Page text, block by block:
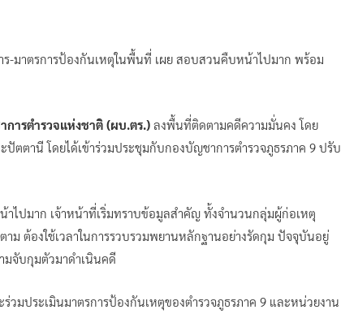
-มาตรการป้องกันเหตุในพื้นที่ เผย สอบสวนคืบหน้าไปมาก พร้อม
ารตำรวจแห่งชาติ (ผบ.ตร.) ลงพื้นที่ติดตามคดีความมั่นคง โดย
ตตานี โดยได้เข้าร่วมประชุมกับกองบัญชาการตำรวจภูธรภาค 9 ปรับ
ไปมาก เจ้าหน้าที่เริ่มทราบข้อมูลสำคัญ ทั้งจำนวนกลุ่มผู้ก่อเหตุ
ม ต้องใช้เวลาในการรวบรวมพยานหลักฐานอย่างรัดกุม ปัจจุบันอยู่
จับกุมตัวมาดำเนินคดี
วมประเมินมาตรการป้องกันเหตุของตำรวจภูธรภาค 9 และหน่วยงาน